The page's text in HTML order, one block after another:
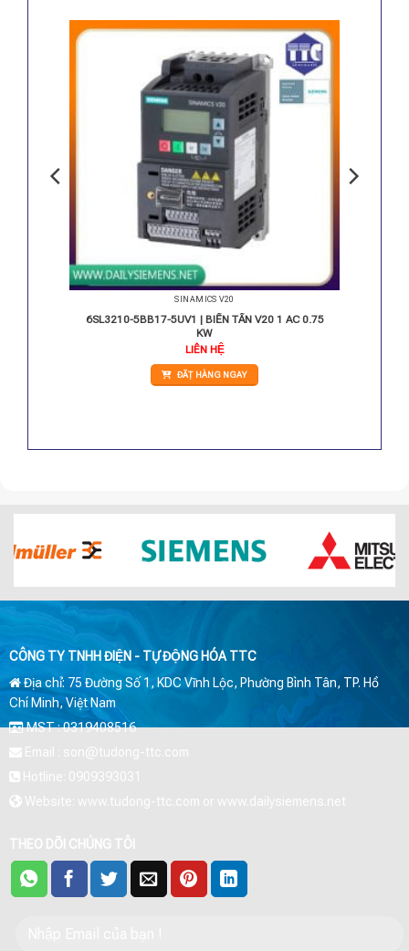
SINAMICS V20
6SL3210-5BB17-5UV1 | BIẾN TẦN V20 1 AC 0.75
KW
LIÊN HỆ
ĐẶT HÀNG NGAY
CÔNG TY TNHH ĐIỆN - TỰ ĐỘNG HÓA TTC
Địa chỉ: 75 Đường Số 1, KDC Vĩnh Lộc, Phường Bình Tân, TP. Hồ
Chí Minh, Việt Nam
MST : 0319408516
Email : son@tudong-ttc.com
Hotline: 0909393031
Website: www.tudong-ttc.com or www.dailysiemens.net
THEO DÕI CHÚNG TÔI